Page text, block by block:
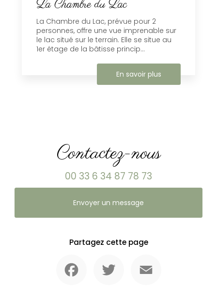
La Chambre du Lac
La Chambre du Lac, prévue pour 2
personnes, offre une vue imprenable sur
le lac situé sur le terrain. Elle se situe au
1er étage de la bâtisse princip...
En savoir plus
Contactez-nous
00 33 6 34 87 78 73
Envoyer un message
Partagez cette page